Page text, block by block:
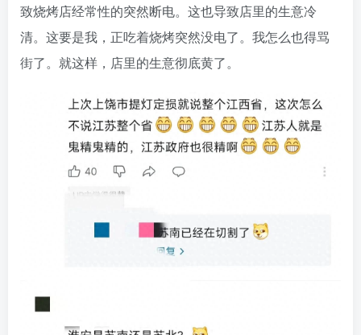
致烧烤店经常性的突然断电。这也导致店里的生意冷
清。这要是我，正吃着烧烤突然没电了。我怎么也得骂
街了。就这样，店里的生意彻底黄了。